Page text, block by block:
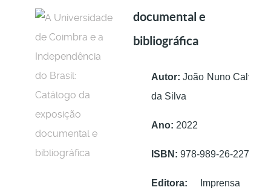
documental e
bibliográfica
Autor: João Nuno Calvão
da Silva
Ano: 2022
ISBN: 978-989-26-2274-3
Editora: Imprensa da